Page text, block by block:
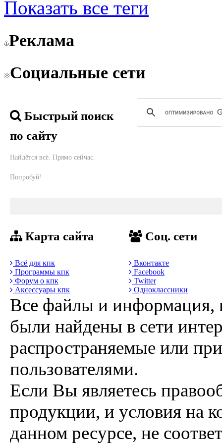
Показать все теги
Реклама
Социальные сети
Быстрый поиск
по сайту
Найдётся всё. Прямо сейчас.
Попробуй!
Карта сайта
Всё для кпк
Программы кпк
Форум о кпк
Аксессуары кпк
Соц. сети
Вконтакте
Facebook
Twitter
Одноклассники
Все файлы и информация,
были найдены в сети
распространяемые или
пользователями.
Если Вы являетесь
продукции, и условия на
данном ресурсе, не